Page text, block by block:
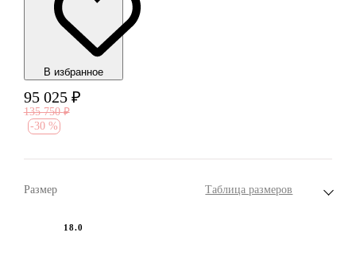
В избранноe
95 025 ₽
135 750 ₽
-30 %
Размер Таблица размеров
18.0